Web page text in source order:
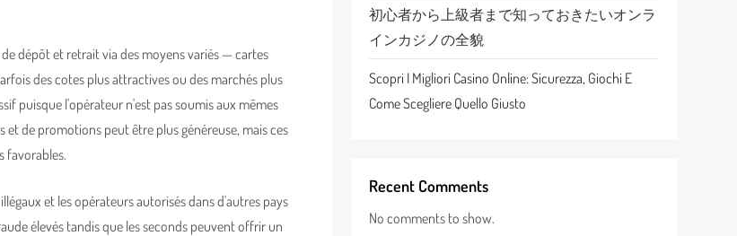
dépôt et retrait via des moyens variés — cartes
des cotes plus attractives ou des marchés plus
puisque l'opérateur n'est pas soumis aux mêmes
de promotions peut être plus généreuse, mais ces
favorables.
et les opérateurs autorisés dans d'autres pays
élevés tandis que les seconds peuvent offrir un
初心者から上級者まで知っておきたいオンラ
インカジノの全貌
Scopri I Migliori Casino Online: Sicurezza, Giochi E
Come Scegliere Quello Giusto
Recent Comments
No comments to show.